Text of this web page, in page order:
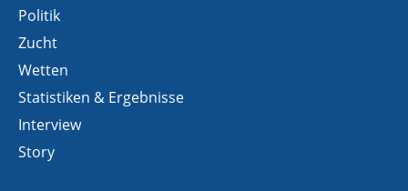
Politik
Zucht
Wetten
Statistiken & Ergebnisse
Interview
Story